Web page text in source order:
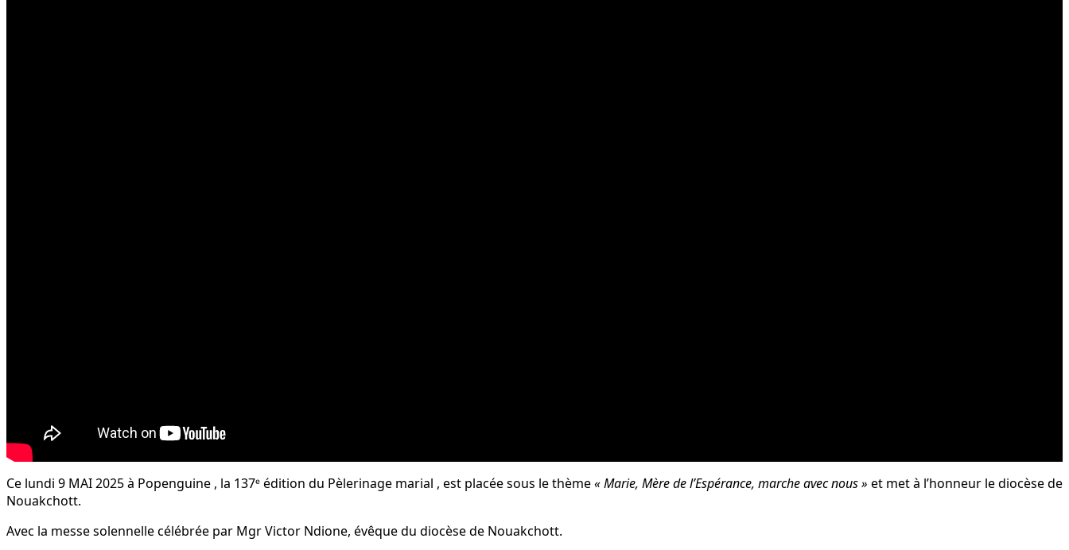
Ce lundi 9 MAI 2025 à Popenguine , la 137ᵉ édition du Pèlerinage marial , est placée sous le thème« Marie, Mère de l’Espérance, marche avec nous » et met à l’honneur le diocèse de
Nouakchott.
Avec la messe solennelle célébrée par Mgr Victor Ndione, évêque du diocèse de Nouakchott.